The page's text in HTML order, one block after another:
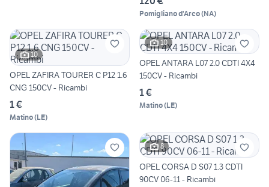
Pomigliano d'Arco(NA)
10
OPEL ZAFIRA TOURER C P12 1.6
CNG 150CV - Ricambi
1 €
Matino(LE)
10
OPEL ANTARA L07 2.0 CDTI 4X4
150CV - Ricambi
1 €
Matino(LE)
8
OPEL CORSA D S07 1.3 CDTI
90CV 06-11 - Ricambi